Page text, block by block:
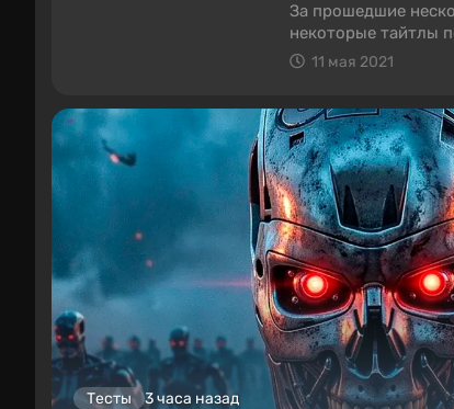
За прошедшие
некоторые тайтлы
поиграть в 3 игры
11 мая 2021
Тесты 3 часа назад